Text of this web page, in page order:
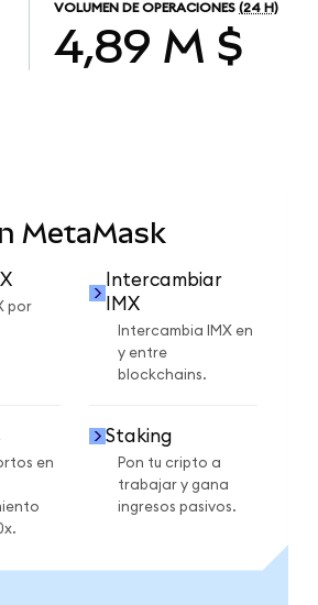
VOLUMEN DE OPERACIONES (24 H)
4,89 M $
MetaMask
por
Intercambiar
IMX
Intercambia IMX en
y entre
blockchains.
en
Staking
Pon tu cripto a
trabajar y gana
ingresos pasivos.